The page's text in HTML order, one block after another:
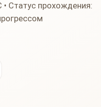
• Статус прохождения: